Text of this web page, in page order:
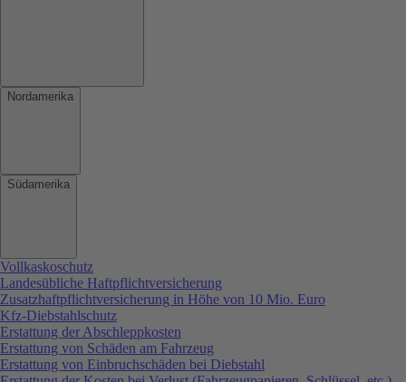
Nordamerika
Südamerika
Vollkaskoschutz
Landesübliche Haftpflichtversicherung
Zusatzhaftpflichtversicherung in Höhe von 10 Mio. Euro
Kfz-Diebstahlschutz
Erstattung der Abschleppkosten
Erstattung von Schäden am Fahrzeug
Erstattung von Einbruchschäden bei Diebstahl